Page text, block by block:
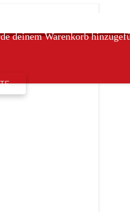
deinem Warenkorb